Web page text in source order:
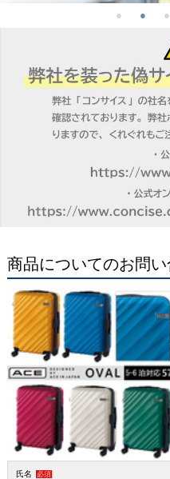
商品についてのお問
氏名 必須